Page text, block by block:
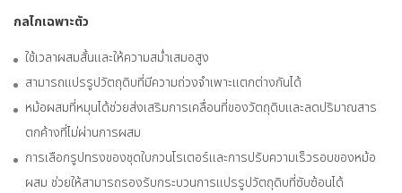
กลไกเฉพาะตัว
ใช้เวลาผสมสั้นและให้ความสม่ำเสมอสูง
สามารถแปรรูปวัตถุดิบที่มีความถ่วงจำเพาะแตกต่างกันได้
หม้อผสมที่หมุนได้ช่วยส่งเสริมการเคลื่อนที่ของวัตถุดิบและลดปริมาณสาร
ตกค้างที่ไม่ผ่านการผสม
การเลือกรูปทรงของชุดใบกวนโรเตอร์และการปรับความเร็วรอบของหม้อ
ผสม ช่วยให้สามารถรองรับกระบวนการแปรรูปวัตถุดิบที่ซับซ้อนได้